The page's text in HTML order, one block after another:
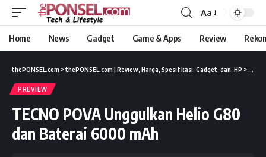
Aa
Home News Gadget Game & Apps Review
thePONSEL.com >thePONSEL.com | Review, Harga, Spesifikasi, Gadget, dan, HP >
PREVIEW
TECNO POVA Unggulkan Helio G80
dan Baterai 6000 mAh